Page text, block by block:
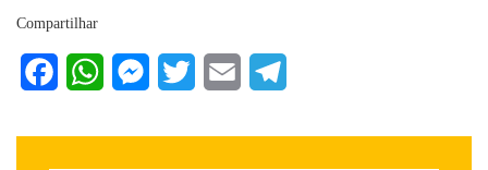
Compartilhar
FacebookWhatsAppMessenger
Twitter Email